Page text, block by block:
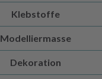
Klebstoffe
Modelliermasse
Dekoration